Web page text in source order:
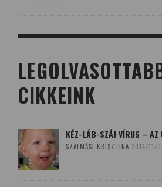
CIKKEINK
KÉZ-LÁB-SZÁJ VÍRUS – AZ
SZALMÁSI KRISZTINA 2014/11/